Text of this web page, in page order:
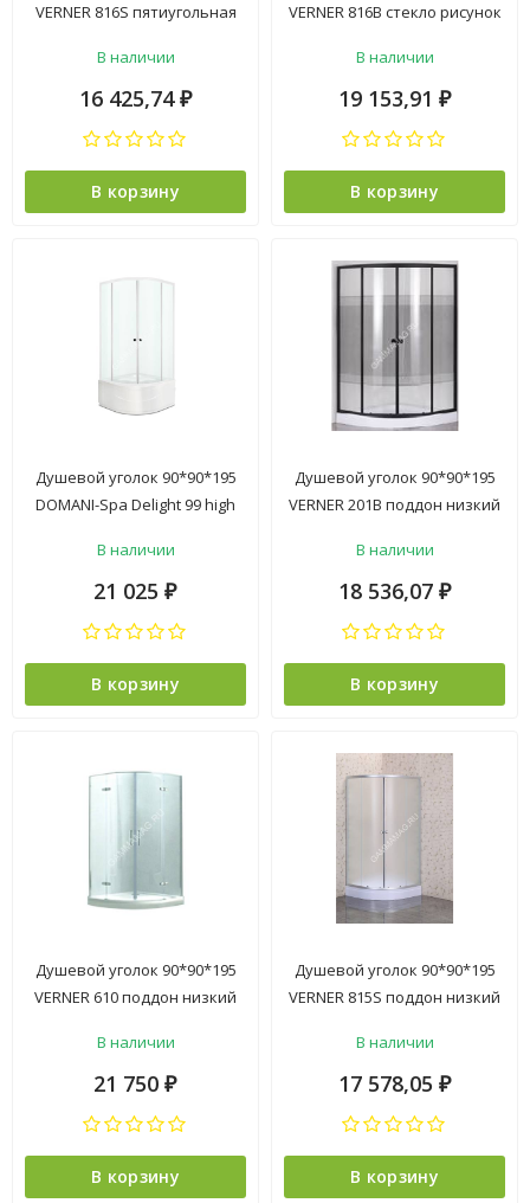
VERNER 816S пятиугольная
ПОДДОНА
В наличии
16 425,74 ₽
В корзину
VERNER 816B стекло рисунок
ПОДДОНА
В наличии
19 153,91 ₽
В корзину
Душевой уголок 90*90*195
DOMANI-Spa Delight 99 high
стекло 2уп
В наличии
21 025 ₽
В корзину
Душевой уголок 90*90*195
VERNER 201B поддон низкий
черный профиль
В наличии
18 536,07 ₽
В корзину
Душевой уголок 90*90*195
VERNER 610 поддон низкий
В наличии
21 750 ₽
В корзину
Душевой уголок 90*90*195
VERNER 815S поддон низкий
В наличии
17 578,05 ₽
В корзину